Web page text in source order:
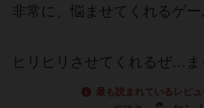
非常に、悩ませてくれるゲー
ヒリヒリさせてくれるぜ…ま
最も読まれているレビ